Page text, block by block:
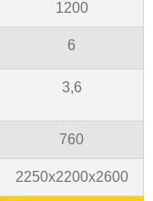
1200
6
3,6
760
2250х2200х2600